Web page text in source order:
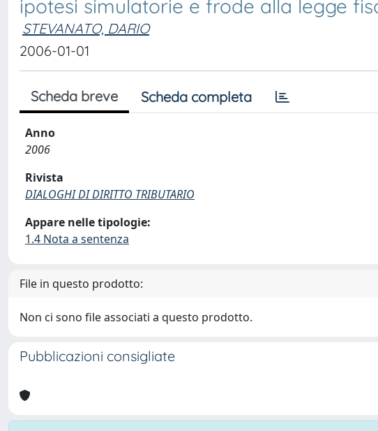
ipotesi simulatorie e frode alla legge
STEVANATO, DARIO
2006-01-01
Scheda breve Scheda completa
Anno
2006
Rivista
DIALOGHI DI DIRITTO TRIBUTARIO
Appare nelle tipologie:
1.4 Nota a sentenza
File in questo prodotto:
Non ci sono file associati a questo prodotto.
Pubblicazioni consigliate